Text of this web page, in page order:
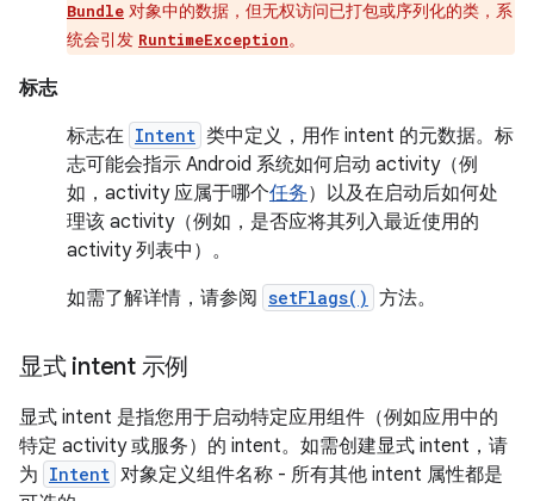
Bundle 对象中的数据，但无权访问已打包或序列化的类，系
统会引发 RuntimeException。
标志
标志在 Intent 类中定义，用作 intent 的元数据。标
志可能会指示 Android 系统如何启动 activity（例
如，activity 应属于哪个任务）以及在启动后如何处
理该 activity（例如，是否应将其列入最近使用的
activity 列表中）。
如需了解详情，请参阅 setFlags() 方法。
显式 intent 示例
显式 intent 是指您用于启动特定应用组件（例如应用中的
特定 activity 或服务）的 intent。如需创建显式 intent，请
为 Intent 对象定义组件名称 - 所有其他 intent 属性都是